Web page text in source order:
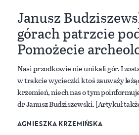
Janusz
górach patrzcie
Pomożecie
Nasi przodkowie nie unikali gór. I
w trakcie wycieczki ktoś zauważy
krzemień, niech nas o tym
dr Janusz Budziszewski. [Artykuł
AGNIESZKA KRZEMIŃSKA